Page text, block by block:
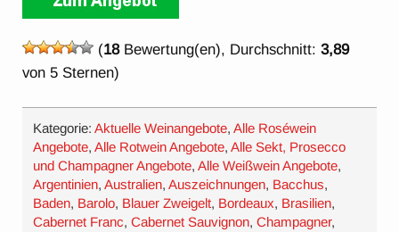
(18Bewertung(en), Durchschnitt:3,89
von 5 Sternen)
Kategorie:Aktuelle Weinangebote,Alle Roséwein
Angebote,Alle Rotwein Angebote,Alle Sekt, Prosecco
und Champagner Angebote,Alle Weißwein Angebote,
Argentinien,Australien,Auszeichnungen, Bacchus,
Baden, Barolo, Blauer Zweigelt, Bordeaux, Brasilien,
Cabernet Franc,Cabernet Sauvignon,Champagner,